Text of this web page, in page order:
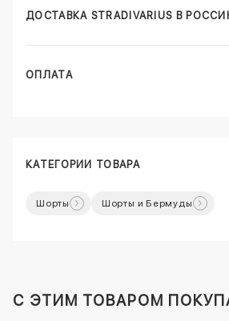
ДОСТАВКА STRADIVARIUS В
ОПЛАТА
КАТЕГОРИИ ТОВАРА
Шорты Шорты и Бермуды
C ЭТИМ ТОВАРОМ